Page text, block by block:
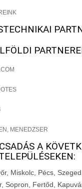
MENEDZSER
A
Miskolc, Pécs,
Sopron, Fertőd,